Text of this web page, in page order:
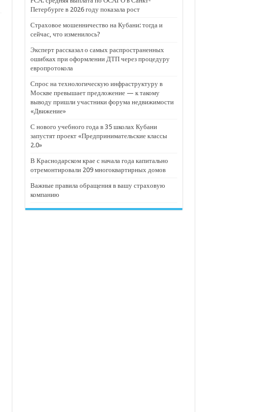
Петербурге в 2026 году показала рост
Страховое мошенничество на Кубани: тогда и
сейчас, что изменилось?
Эксперт рассказал о самых распространенных
ошибках при оформлении ДТП через процедуру
европротокола
Спрос на технологическую инфраструктуру в
Москве превышает предложение — к такому
выводу пришли участники форума недвижимости
«Движение»
С нового учебного года в 35 школах Кубани
запустят проект «Предпринимательские классы
2.0»
В Краснодарском крае с начала года капитально
отремонтировали 209 многоквартирных домов
Важные правила обращения в вашу страховую
компанию